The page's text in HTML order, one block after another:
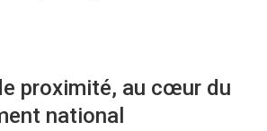
proximité, au cœur du
national